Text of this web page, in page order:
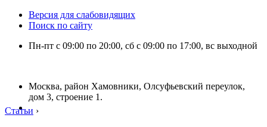
Версия для слабовидящих
Поиск по сайту
Пн-пт с 09:00 по 20:00, сб с 09:00 по 17:00, вс выходной
Москва, район Хамовники, Олсуфьевский переулок,
дом 3, строение 1.
Статьи ›